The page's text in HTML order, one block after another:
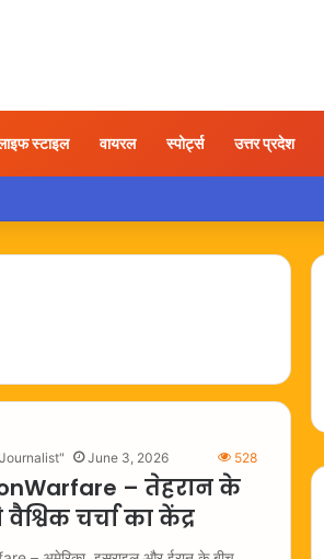
स्टाइल वायरल स्पोर्ट्स उत्तर प्रदेश
कार्रवाई की उठी मांग
June 3, 2026 528
– तेहरान के
वैश्विक चर्चा का केंद्र